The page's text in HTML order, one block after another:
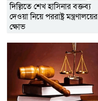
দিল্লিতে শেখ হাসিনার বক্তব্য
দেওয়া নিয়ে পররাষ্ট্র মন্ত্রণালয়ের
ক্ষোভ